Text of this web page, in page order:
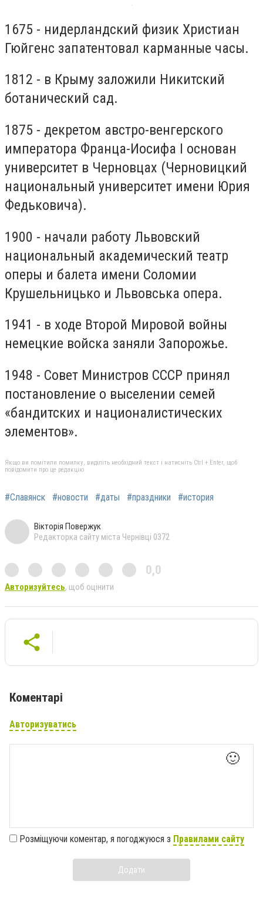
1675 - нидерландский физик Христиан
Гюйгенс запатентовал карманные часы.
1812 - в Крыму заложили Никитский
ботанический сад.
1875 - декретом австро-венгерского
императора Франца-Иосифа I основан
университет в Черновцах (Черновицкий
национальный университет имени Юрия
Федьковича).
1900 - начали работу Львовский
национальный академический театр
оперы и балета имени Соломии
Крушельницько и Львовська опера.
1941 - в ходе Второй Мировой войны
немецкие войска заняли Запорожье.
1948 - Совет Министров СССР принял
постановление о выселении семей
«бандитских и националистических
элементов».
Якщо ви помітили помилку, виділіть необхідний текст і натисніть Ctrl + Enter, щоб
повідомити про це редакцію
#Славянск #новости #даты #праздники #история
Вікторія Повержук
Редакторка сайту міста Чернівці 0372
0,0
Авторизуйтесь, щоб оцінити
Коментарі
Авторизуватись
🙂
Розміщуючи коментар, я погоджуюся з Правилами сайту
Додати